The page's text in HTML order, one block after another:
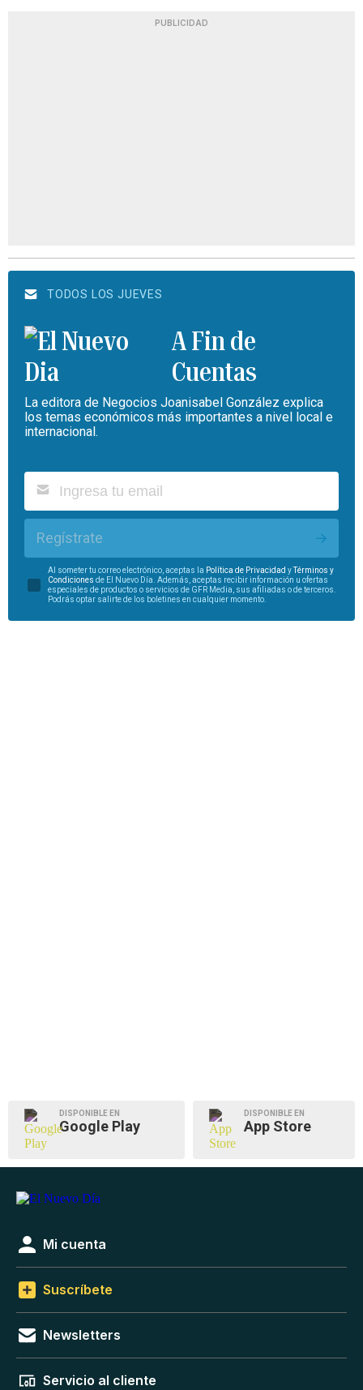
PUBLICIDAD
TODOS LOS JUEVES
A Fin de
Cuentas
La editora de Negocios Joanisabel González explica
los temas económicos más importantes a nivel local e
internacional.
Regístrate
Al someter tu correo electrónico, aceptas la Política de Privacidad y
Términos y
Condiciones de El Nuevo Día. Además, aceptas recibir información u ofertas
especiales de productos o servicios de GFR Media, sus afiliadas o de terceros.
Podrás optar salirte de los boletines en cualquier momento.
DISPONIBLE EN
Google Play
DISPONIBLE EN
App Store
Mi cuenta
Suscríbete
Newsletters
Servicio al cliente